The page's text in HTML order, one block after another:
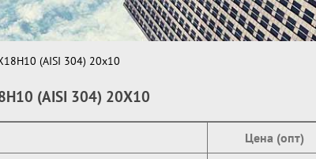
(AISI 304) 20х10
(AISI 304) 20Х10
Цена (опт)